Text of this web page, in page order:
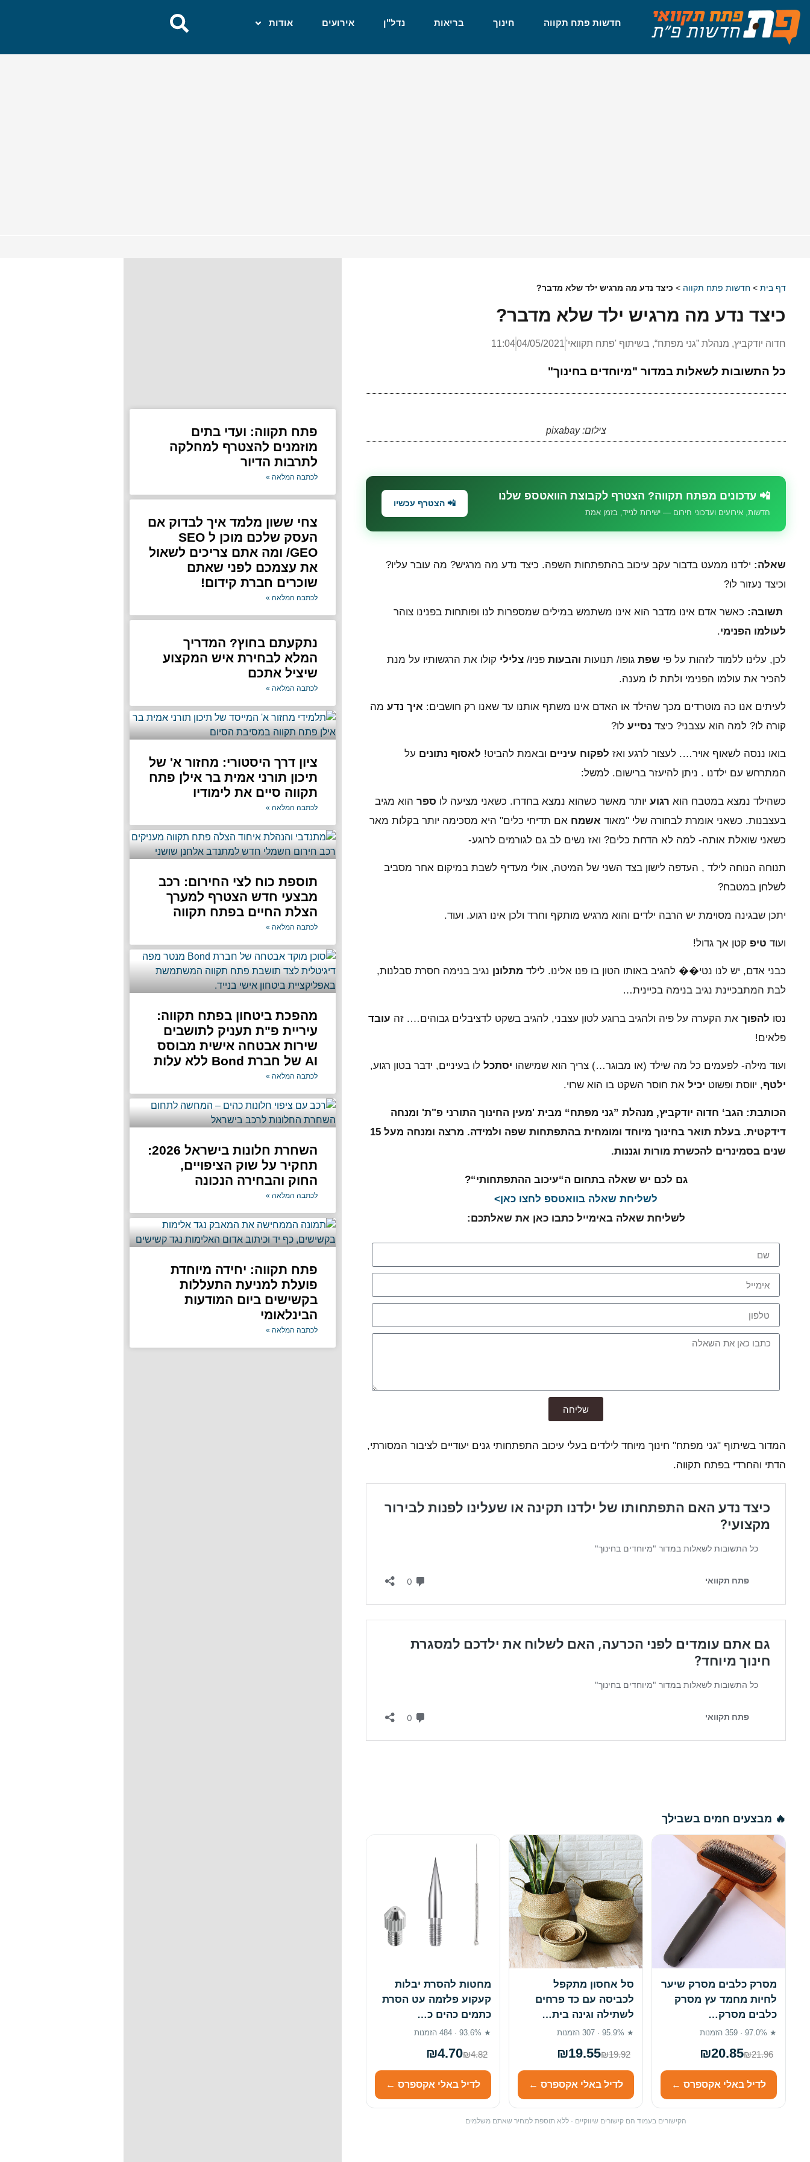
חדשות פתח תקווה חינוך בריאות נדל"ן אירועים אודות
דף בית > חדשות פתח תקווה > כיצד נדע מה מרגיש ילד שלא מדבר?
כיצד נדע מה מרגיש ילד שלא מדבר?
חדוה יודקביץ, מנהלת ”גני מפתח“, בשיתוף 'פתח תקוואי' 04/05/2021
11:04
כל התשובות לשאלות במדור "מיוחדים בחינוך"
צילום: pixabay
📲 עדכונים מפתח תקווה? הצטרף לקבוצת הוואטספ שלנו
חדשות, אירועים ועדכוני חירום — ישירות לנייד, בזמן אמת
📲 הצטרף עכשיו
שאלה: ילדנו ממעט בדבור עקב עיכוב בהתפתחות השפה. כיצד נדע מה מרגיש? מה עובר עליו?
וכיצד נעזור לו?
תשובה: כאשר אדם אינו מדבר הוא אינו משתמש במילים שמספרות לנו ופותחות בפנינו צוהר
לעולמו הפנימי.
לכן, עלינו ללמוד לזהות על פי שפת גופו/ תנועות והבעות פניו/ צלילי קולו את הרגשותיו על מנת
להכיר את עולמו הפנימי ולתת לו מענה.
לעיתים אנו כה מוטרדים מכך שהילד או האדם אינו משתף אותנו עד שאנו רק חושבים: איך נדע מה
קורה לו? למה הוא עצבני? כיצד נסייע לו?
בואו ננסה לשאוף אויר…. לעצור לרגע ואז לפקוח עיניים ובאמת להביט! לאסוף נתונים על
המתרחש עם ילדנו . ניתן להיעזר ברישום. למשל:
כשהילד נמצא במטבח הוא רגוע יותר מאשר כשהוא נמצא בחדרו. כשאני מציעה לו ספר הוא מגיב
בעצבנות. כשאני אומרת לבחורה שלי "מאוד אשמח אם תדיחי כלים" היא מסכימה יותר בקלות מאר
כשאני שואלת אותה- למה לא הדחת כלים? ואז נשים לב גם לגורמים לרוגע-
תנוחה הנוחה לילד , העדפה לישון בצד השני של המיטה, אולי מעדיף לשבת במיקום אחר מסביב
לשלחן במטבח?
יתכן שבגינה מסוימת יש הרבה ילדים והוא מרגיש מותקף וחרד ולכן אינו רגוע. ועוד.
ועוד טיפ קטן אך גדול!
כבני אדם, יש לנו נטי�� להגיב באותו הטון בו פנו אלינו. לילד מתלונן נגיב בנימה חסרת סבלנות,
לבת המתבכיינת נגיב בנימה בכיינית…
נסו להפוך את הקערה על פיה ולהגיב ברוגע לטון עצבני, להגיב בשקט לדציבלים גבוהים…. זה עובד
פלאים!
ועוד מילה- לפעמים כל מה שילד (או מבוגר…) צריך הוא שמישהו יסתכל לו בעיניים, ידבר בטון רגוע,
ילטף, יווסת ופשוט יכיל את חוסר השקט בו הוא שרוי.
הכותבת: הגב‘ חדוה יודקביץ, מנהלת ”גני מפתח“ מבית 'מעין החינוך התורני פ"ת' ומנחה
דידקטית. בעלת תואר בחינוך מיוחד ומומחית בהתפתחות שפה ולמידה. מרצה ומנחה מעל 15
שנים בסמינרים להכשרת מורות וגננות.
גם לכם יש שאלה בתחום ה“עיכוב ההתפתחותי“?
לשליחת שאלה בוואטספ לחצו כאן>
לשליחת שאלה באימייל כתבו כאן את שאלתכם:
שליחה
המדור בשיתוף "גני מפתח" חינוך מיוחד לילדים בעלי עיכוב התפתחותי גנים יעודיים לציבור המסורתי,
הדתי והחרדי בפתח תקווה.
🔥 מבצעים חמים בשבילך
מסרק כלבים מסרק שיער
לחיות מחמד עץ מסרק
כלבים מסרק…
★ 97.0% · 359 הזמנות
₪20.85₪21.96
לדיל באלי אקספרס ←
סל אחסון מתקפל
לכביסה עם כד פרחים
לשתילה וגינה בית…
★ 95.9% · 307 הזמנות
₪19.55₪19.92
לדיל באלי אקספרס ←
מחטות להסרת יבלות
קעקוע פלזמה עט הסרת
כתמים כהים כ…
★ 93.6% · 484 הזמנות
₪4.70₪4.82
לדיל באלי אקספרס ←
הקישורים בעמוד הם קישורים שיווקיים · ללא תוספת למחיר שאתם משלמים
פתח תקווה: ועדי בתים
מוזמנים להצטרף למחלקה
לתרבות הדיור
לכתבה המלאה »
צחי ששון מלמד איך לבדוק אם
העסק שלכם מוכן ל SEO
/GEO ומה אתם צריכים לשאול
את עצמכם לפני שאתם
שוכרים חברת קידום!
לכתבה המלאה »
נתקעתם בחוץ? המדריך
המלא לבחירת איש המקצוע
שיציל אתכם
לכתבה המלאה »
ציון דרך היסטורי: מחזור א' של
תיכון תורני אמית בר אילן פתח
תקווה סיים את לימודיו
לכתבה המלאה »
תוספת כוח לצי החירום: רכב
מבצעי חדש הצטרף למערך
הצלת החיים בפתח תקווה
לכתבה המלאה »
מהפכת ביטחון בפתח תקווה:
עיריית פ"ת תעניק לתושבים
שירות אבטחה אישית מבוסס
AI של חברת Bond ללא עלות
לכתבה המלאה »
השחרת חלונות בישראל 2026:
תחקיר על שוק הציפויים,
החוק והבחירה הנכונה
לכתבה המלאה »
פתח תקווה: יחידה מיוחדת
פועלת למניעת התעללות
בקשישים ביום המודעות
הבינלאומי
לכתבה המלאה »